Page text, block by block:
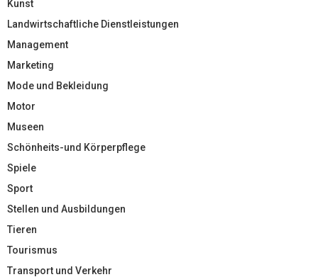
Kunst
Landwirtschaftliche Dienstleistungen
Management
Marketing
Mode und Bekleidung
Motor
Museen
Schönheits-und Körperpflege
Spiele
Sport
Stellen und Ausbildungen
Tieren
Tourismus
Transport und Verkehr